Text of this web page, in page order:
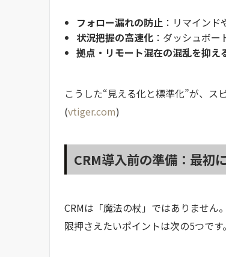
フォロー漏れの防止 ：リマイン
状況把握の高速化 ：ダッシュボ
拠点・リモート混在の混乱を抑え
こうした“見える化と標準化”が、ス
(vtiger.com)
CRM導入前の準備：最初
CRMは「魔法の杖」ではありません
限押さえたいポイントは次の5つです